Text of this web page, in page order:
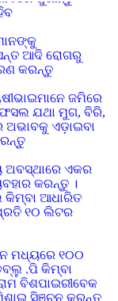
ଆଦି ରୋଗରୁ
କରନ୍ତୁ
ଜମିରେ
ଯଥା ମୁଗ, ବିରି,
ଅଭାବକୁ ଏଡ଼ାଇବା
ଅବସ୍ଥାରେ ଏକର
କରନ୍ତୁ ।
ଆଧାରିତ
୧୦ ଲିଟର
ମଧ୍ୟରେ ୧୦୦
.ପି କିମ୍ବା
ବିଶପାଇରୀବେକ
ସିଞ୍ଚନ କରନ୍ତୁ